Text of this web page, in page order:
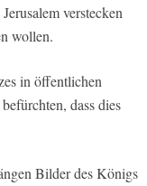
verstecken
wollen.
in öffentlichen
dass dies
Bilder des Königs